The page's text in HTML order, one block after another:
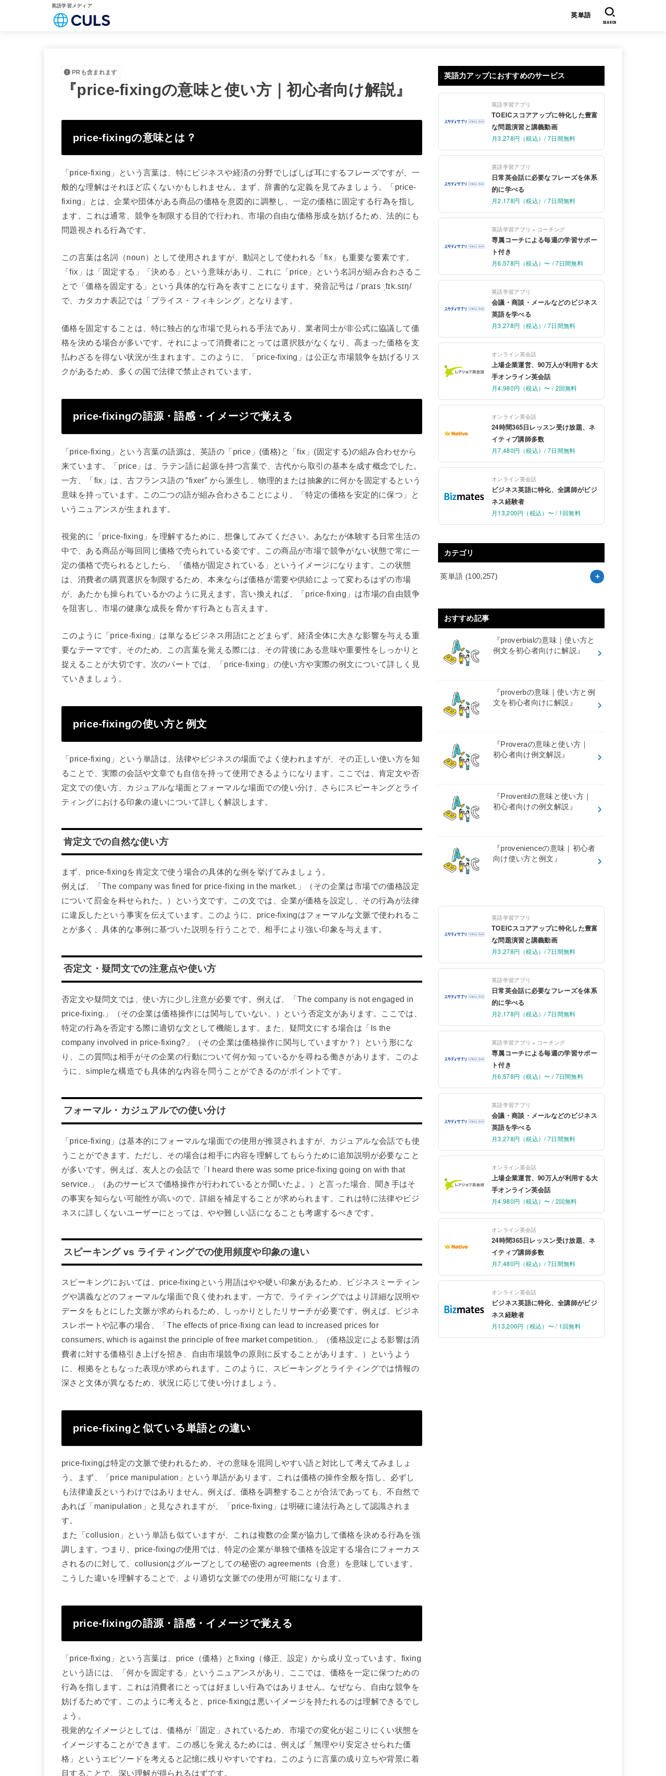
英語学習メディア
英単語
SEARCH
PRも含まれます
『price-fixingの意味と使い方｜初心者向け解説』
price-fixingの意味とは？
「price-fixing」という言葉は、特にビジネスや経済の分野でしばしば耳にするフレーズですが、一
般的な理解はそれほど広くないかもしれません。まず、辞書的な定義を見てみましょう。「price-
fixing」とは、企業や団体がある商品の価格を意図的に調整し、一定の価格に固定する行為を指し
ます。これは通常、競争を制限する目的で行われ、市場の自由な価格形成を妨げるため、法的にも
問題視される行為です。
この言葉は名詞（noun）として使用されますが、動詞として使われる「fix」も重要な要素です。
「fix」は「固定する」「決める」という意味があり、これに「price」という名詞が組み合わさるこ
とで「価格を固定する」という具体的な行為を表すことになります。発音記号は /ˈpraɪs ˌfɪk.sɪŋ/
で、カタカナ表記では「プライス・フィキシング」となります。
価格を固定することは、特に独占的な市場で見られる手法であり、業者同士が非公式に協議して価
格を決める場合が多いです。それによって消費者にとっては選択肢がなくなり、高まった価格を支
払わざるを得ない状況が生まれます。このように、「price-fixing」は公正な市場競争を妨げるリス
クがあるため、多くの国で法律で禁止されています。
price-fixingの語源・語感・イメージで覚える
「price-fixing」という言葉の語源は、英語の「price」(価格)と「fix」(固定する)の組み合わせから
来ています。「price」は、ラテン語に起源を持つ言葉で、古代から取引の基本を成す概念でした。
一方、「fix」は、古フランス語の “fixer” から派生し、物理的または抽象的に何かを固定するという
意味を持っています。この二つの語が組み合わさることにより、「特定の価格を安定的に保つ」と
いうニュアンスが生まれます。
視覚的に「price-fixing」を理解するために、想像してみてください。あなたが体験する日常生活の
中で、ある商品が毎回同じ価格で売られている姿です。この商品が市場で競争がない状態で常に一
定の価格で売られるとしたら、「価格が固定されている」というイメージになります。この状態
は、消費者の購買選択を制限するため、本来ならば価格が需要や供給によって変わるはずの市場
が、あたかも操られているかのように見えます。言い換えれば、「price-fixing」は市場の自由競争
を阻害し、市場の健康な成長を脅かす行為とも言えます。
このように「price-fixing」は単なるビジネス用語にとどまらず、経済全体に大きな影響を与える重
要なテーマです。そのため、この言葉を覚える際には、その背後にある意味や重要性をしっかりと
捉えることが大切です。次のパートでは、「price-fixing」の使い方や実際の例文について詳しく見
ていきましょう。
price-fixingの使い方と例文
「price-fixing」という単語は、法律やビジネスの場面でよく使われますが、その正しい使い方を知
ることで、実際の会話や文章でも自信を持って使用できるようになります。ここでは、肯定文や否
定文での使い方、カジュアルな場面とフォーマルな場面での使い分け、さらにスピーキングとライ
ティングにおける印象の違いについて詳しく解説します。
肯定文での自然な使い方
まず、price-fixingを肯定文で使う場合の具体的な例を挙げてみましょう。
例えば、「The company was fined for price-fixing in the market.」（その企業は市場での価格設定
について罰金を科せられた。）という文です。この文では、企業が価格を設定し、その行為が法律
に違反したという事実を伝えています。このように、price-fixingはフォーマルな文脈で使われるこ
とが多く、具体的な事例に基づいた説明を行うことで、相手により強い印象を与えます。
否定文・疑問文での注意点や使い方
否定文や疑問文では、使い方に少し注意が必要です。例えば、「The company is not engaged in
price-fixing.」（その企業は価格操作には関与していない。）という否定文があります。ここでは、
特定の行為を否定する際に適切な文として機能します。また、疑問文にする場合は「Is the
company involved in price-fixing?」（その企業は価格操作に関与していますか？）という形にな
り、この質問は相手がその企業の行動について何か知っているかを尋ねる働きがあります。このよ
うに、simpleな構造でも具体的な内容を問うことができるのがポイントです。
フォーマル・カジュアルでの使い分け
「price-fixing」は基本的にフォーマルな場面での使用が推奨されますが、カジュアルな会話でも使
うことができます。ただし、その場合は相手に内容を理解してもらうために追加説明が必要なこと
が多いです。例えば、友人との会話で「I heard there was some price-fixing going on with that
service.」（あのサービスで価格操作が行われているとか聞いたよ。）と言った場合、聞き手はそ
の事実を知らない可能性が高いので、詳細を補足することが求められます。これは特に法律やビジ
ネスに詳しくないユーザーにとっては、やや難しい話になることも考慮するべきです。
スピーキング vs ライティングでの使用頻度や印象の違い
スピーキングにおいては、price-fixingという用語はやや硬い印象があるため、ビジネスミーティン
グや講義などのフォーマルな場面で良く使われます。一方で、ライティングではより詳細な説明や
データをもとにした文脈が求められるため、しっかりとしたリサーチが必要です。例えば、ビジネ
スレポートや記事の場合、「The effects of price-fixing can lead to increased prices for
consumers, which is against the principle of free market competition.」（価格設定による影響は消
費者に対する価格引き上げを招き、自由市場競争の原則に反することがあります。）というよう
に、根拠をともなった表現が求められます。このように、スピーキングとライティングでは情報の
深さと文体が異なるため、状況に応じて使い分けましょう。
price-fixingと似ている単語との違い
price-fixingは特定の文脈で使われるため、その意味を混同しやすい語と対比して考えてみましょ
う。まず、「price manipulation」という単語があります。これは価格の操作全般を指し、必ずし
も法律違反というわけではありません。例えば、価格を調整することが合法であっても、不自然で
あれば「manipulation」と見なされますが、「price-fixing」は明確に違法行為として認識されま
す。
また「collusion」という単語も似ていますが、これは複数の企業が協力して価格を決める行為を強
調します。つまり、price-fixingの使用では、特定の企業が単独で価格を設定する場合にフォーカス
されるのに対して、collusionはグループとしての秘密の agreements（合意）を意味しています。
こうした違いを理解することで、より適切な文脈での使用が可能になります。
price-fixingの語源・語感・イメージで覚える
「price-fixing」という言葉は、price（価格）とfixing（修正、設定）から成り立っています。fixing
という語には、「何かを固定する」というニュアンスがあり、ここでは、価格を一定に保つための
行為を指します。これは消費者にとっては好ましい行為ではありません。なぜなら、自由な競争を
妨げるためです。このように考えると、price-fixingは悪いイメージを持たれるのは理解できるでし
ょう。
視覚的なイメージとしては、価格が「固定」されているため、市場での変化が起こりにくい状態を
イメージすることができます。この感じを覚えるためには、例えば「無理やり安定させられた価
格」というエピソードを考えると記憶に残りやすいですね。このように言葉の成り立ちや背景に着
目することで、深い理解が得られるはずです。
英語力アップにおすすめのサービス
英語学習アプリ
TOEICスコアアップに特化した豊富
な問題演習と講義動画
月3,278円（税込）/ 7日間無料
英語学習アプリ
日常英会話に必要なフレーズを体系
的に学べる
月2,178円（税込）/ 7日間無料
英語学習アプリ + コーチング
専属コーチによる毎週の学習サポー
ト付き
月6,578円（税込）〜 / 7日間無料
英語学習アプリ
会議・商談・メールなどのビジネス
英語を学べる
月3,278円（税込）/ 7日間無料
オンライン英会話
上場企業運営、90万人が利用する大
手オンライン英会話
月4,980円（税込）〜 / 2回無料
オンライン英会話
24時間365日レッスン受け放題、ネ
イティブ講師多数
月7,480円（税込）/ 7日間無料
オンライン英会話
ビジネス英語に特化、全講師がビジ
ネス経験者
月13,200円（税込）〜 / 1回無料
カテゴリ
英単語 (100,257)
おすすめ記事
『proverbialの意味｜使い方と
例文を初心者向けに解説』
『proverbの意味｜使い方と例
文を初心者向けに解説』
『Proveraの意味と使い方｜
初心者向け例文解説』
『Proventilの意味と使い方｜
初心者向けの例文解説』
『provenienceの意味｜初心者
向け使い方と例文』
英語学習アプリ
TOEICスコアアップに特化した豊富
な問題演習と講義動画
月3,278円（税込）/ 7日間無料
英語学習アプリ
日常英会話に必要なフレーズを体系
的に学べる
月2,178円（税込）/ 7日間無料
英語学習アプリ + コーチング
専属コーチによる毎週の学習サポー
ト付き
月6,578円（税込）〜 / 7日間無料
英語学習アプリ
会議・商談・メールなどのビジネス
英語を学べる
月3,278円（税込）/ 7日間無料
オンライン英会話
上場企業運営、90万人が利用する大
手オンライン英会話
月4,980円（税込）〜 / 2回無料
オンライン英会話
24時間365日レッスン受け放題、ネ
イティブ講師多数
月7,480円（税込）/ 7日間無料
オンライン英会話
ビジネス英語に特化、全講師がビジ
ネス経験者
月13,200円（税込）〜 / 1回無料